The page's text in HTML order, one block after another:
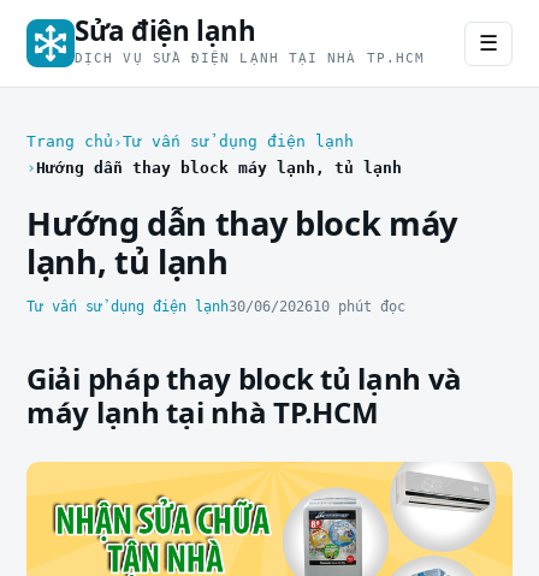
Sửa điện lạnh
DỊCH VỤ SỬA ĐIỆN LẠNH TẠI NHÀ TP.HCM
☰
Trang chủ Tư vấn sử dụng điện lạnh
Hướng dẫn thay block máy lạnh, tủ lạnh
Hướng dẫn thay block máy
lạnh, tủ lạnh
Tư vấn sử dụng điện lạnh30/06/202610 phút đọc
Giải pháp thay block tủ lạnh và
máy lạnh tại nhà TP.HCM